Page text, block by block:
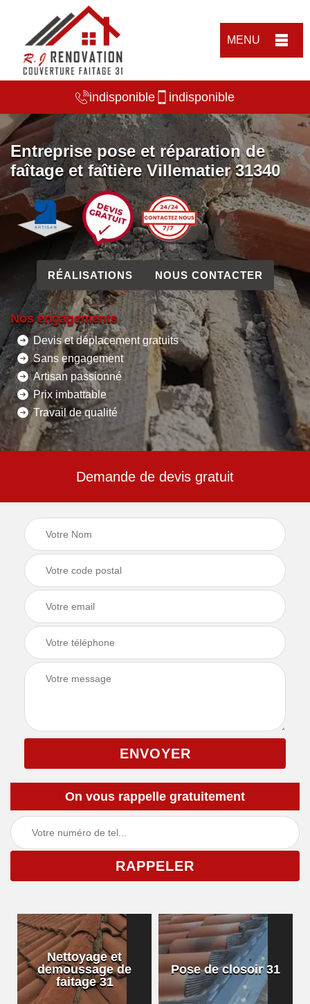
MENU
indisponible indisponible
Entreprise pose et réparation de
faîtage et faîtière Villematier 31340
RÉALISATIONS NOUS CONTACTER
Nos engagements
Devis et déplacement gratuits
Sans engagement
Artisan passionné
Prix imbattable
Travail de qualité
Demande de devis gratuit
On vous rappelle gratuitement
Nettoyage et
demoussage de
faitage 31
Pose de closoir 31